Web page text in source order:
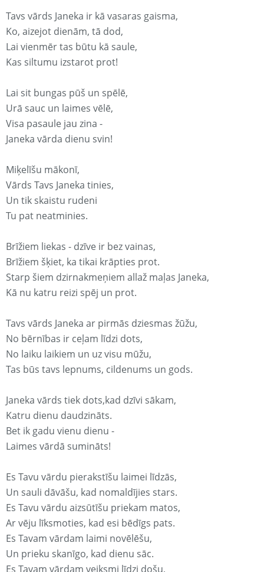
Tavs vārds Janeka ir kā vasaras gaisma,
Ko, aizejot dienām, tā dod,
Lai vienmēr tas būtu kā saule,
Kas siltumu izstarot prot!
Lai sit bungas pūš un spēlē,
Urā sauc un laimes vēlē,
Visa pasaule jau zina -
Janeka vārda dienu svin!
Miķelīšu mākonī,
Vārds Tavs Janeka tinies,
Un tik skaistu rudeni
Tu pat neatminies.
Brīžiem liekas - dzīve ir bez vainas,
Brīžiem šķiet, ka tikai krāpties prot.
Starp šiem dzirnakmeņiem allaž maļas Janeka,
Kā nu katru reizi spēj un prot.
Tavs vārds Janeka ar pirmās dziesmas žūžu,
No bērnības ir ceļam līdzi dots,
No laiku laikiem un uz visu mūžu,
Tas būs tavs lepnums, cildenums un gods.
Janeka vārds tiek dots,kad dzīvi sākam,
Katru dienu daudzināts.
Bet ik gadu vienu dienu -
Laimes vārdā sumināts!
Es Tavu vārdu pierakstīšu laimei līdzās,
Un sauli dāvāšu, kad nomaldījies stars.
Es Tavu vārdu aizsūtīšu priekam matos,
Ar vēju līksmoties, kad esi bēdīgs pats.
Es Tavam vārdam laimi novēlēšu,
Un prieku skanīgo, kad dienu sāc.
Es Tavam vārdam veiksmi līdzi došu,